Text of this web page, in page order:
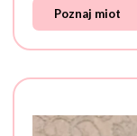
Poznaj miot